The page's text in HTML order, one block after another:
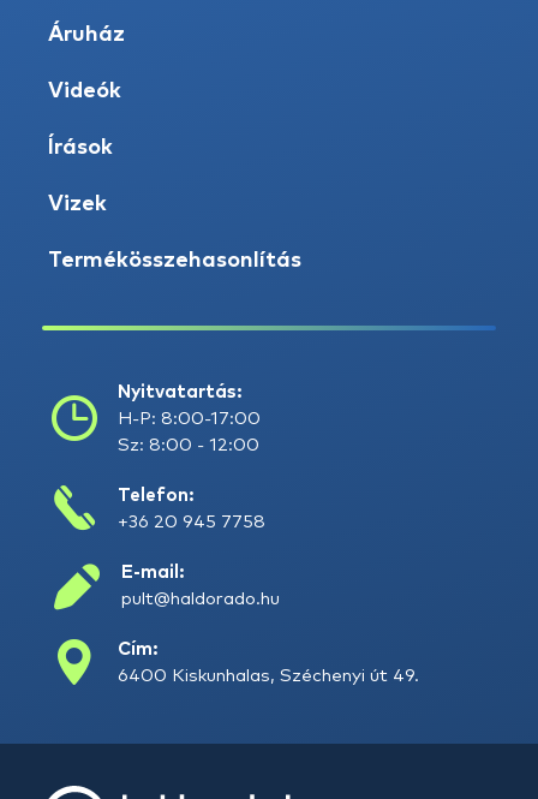
Áruház
Videók
Írások
Vizek
Termékösszehasonlítás
Nyitvatartás:
H-P: 8:00-17:00
Sz: 8:00 - 12:00
Telefon:
+36 20 945 7758
E-mail:
pult@haldorado.hu
Cím:
6400 Kiskunhalas, Széchenyi út 49.